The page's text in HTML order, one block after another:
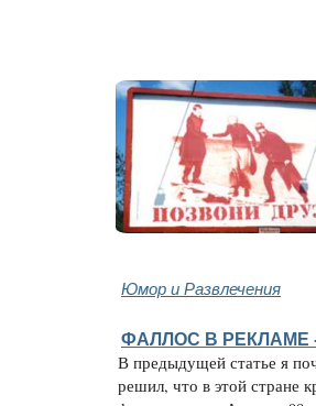
Юмор и Развлечения
ФАЛЛОС В РЕКЛАМЕ
В предыдущей статье я
решил, что в этой стране